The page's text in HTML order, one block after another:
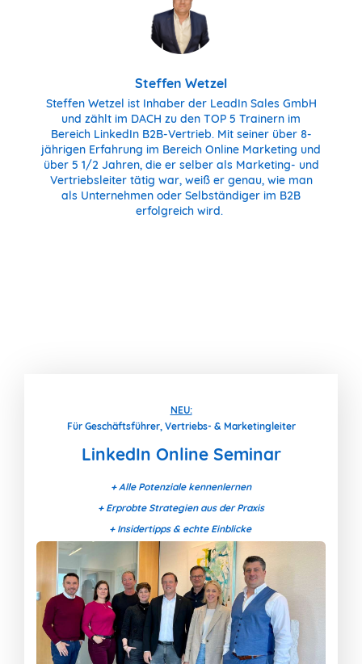
Steffen Wetzel
Steffen Wetzel ist Inhaber der LeadIn Sales GmbH
und zählt im DACH zu den TOP 5 Trainern im
Bereich LinkedIn B2B-Vertrieb. Mit seiner über 8-
jährigen Erfahrung im Bereich Online Marketing und
über 5 1/2 Jahren, die er selber als Marketing- und
Vertriebsleiter tätig war, weiß er genau, wie man
als Unternehmen oder Selbständiger im B2B
erfolgreich wird.
NEU:
Für Geschäftsführer, Vertriebs- & Marketingleiter
LinkedIn Online Seminar
+ Alle Potenziale kennenlernen
+ Erprobte Strategien aus der Praxis
+ Insidertipps & echte Einblicke